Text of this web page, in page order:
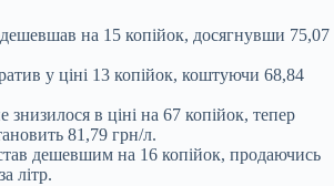
на 15 копійок, досягнувши 75,07
у ціні 13 копійок, коштуючи 68,84
знизилося в ціні на 67 копійок, тепер
81,79 грн/л.
дешевшим на 16 копійок, продаючись
літр.